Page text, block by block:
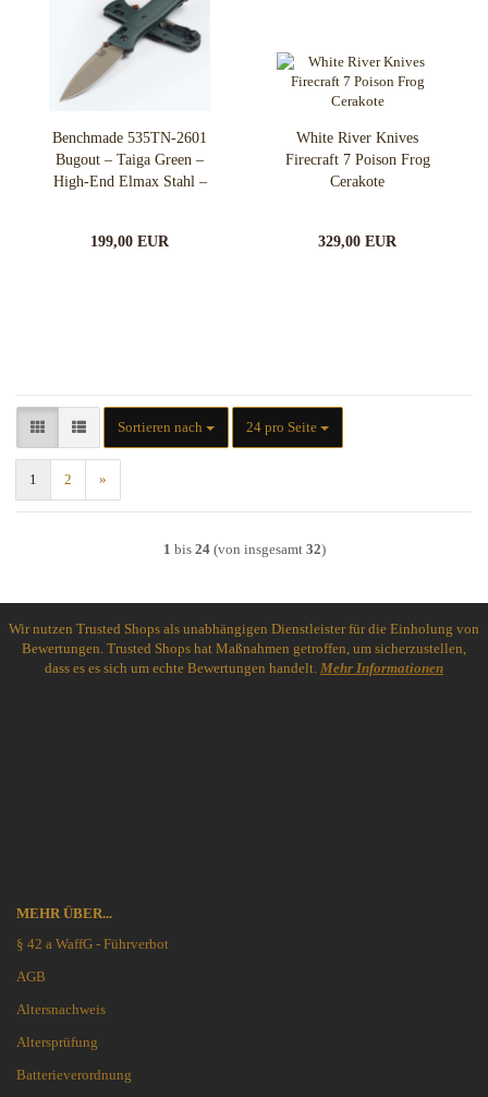
Benchmade 535TN-2601
Bugout – Taiga Green –
High-End Elmax Stahl –
199,00 EUR
White River Knives
Firecraft 7 Poison Frog
Cerakote
329,00 EUR
Sortieren nach
Sortieren nach 24 pro Seite
pro Seite
1 2 »
1 bis 24(von insgesamt 32)
Wir nutzen Trusted Shops als unabhängigen Dienstleister für die Einholung von
Bewertungen. Trusted Shops hat Maßnahmen getroffen, um sicherzustellen,
dass es es sich um echte Bewertungen handelt. Mehr Informationen
MEHR ÜBER...
§ 42 a WaffG - Führverbot
AGB
Altersnachweis
Altersprüfung
Batterieverordnung